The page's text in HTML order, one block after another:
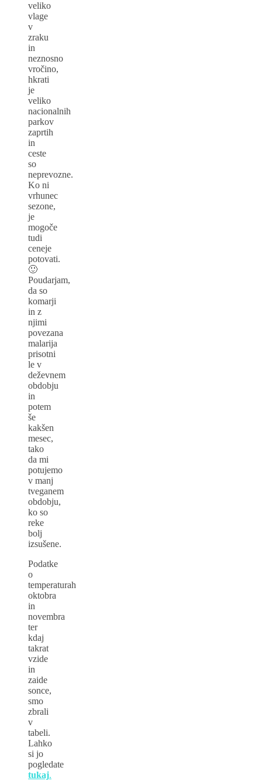
veliko
vlage
v
zraku
in
neznosno
vročino,
hkrati
je
veliko
nacionalnih
parkov
zaprtih
in
ceste
so
neprevozne.
Ko ni
vrhunec
sezone,
je
mogoče
tudi
ceneje
potovati.
🙂
Poudarjam,
da so
komarji
in z
njimi
povezana
malarija
prisotni
le v
deževnem
obdobju
in
potem
še
kakšen
mesec,
tako
da mi
potujemo
v manj
tveganem
obdobju,
ko so
reke
bolj
izsušene.
Podatke
o
temperaturah
oktobra
in
novembra
ter
kdaj
takrat
vzide
in
zaide
sonce,
smo
zbrali
v
tabeli.
Lahko
si jo
pogledate
tukaj.